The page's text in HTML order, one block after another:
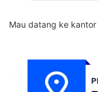
Mau datang ke